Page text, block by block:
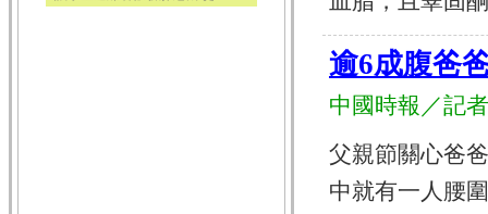
逾6成腹爸
中國時報／記
父親節關心爸
中就有一人腰